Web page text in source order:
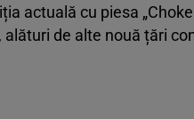
actuală cu piesa „Choke
de alte nouă țări